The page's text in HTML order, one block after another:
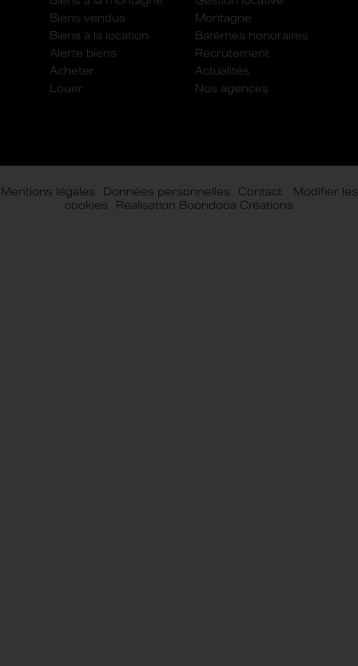
Biens vendus
Biens à la location
Alerte biens
Acheter
Louer
Montagne
Barèmes honoraires
Recrutement
Actualités
Nos agences
Mentions légales Données personnelles Contact-
Modifier les
cookies
Réalisation Boondooa Créations